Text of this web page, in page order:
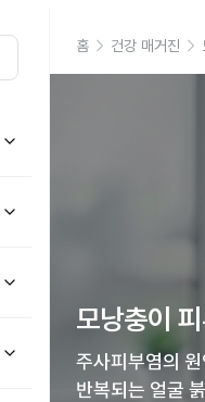
홈 건강 매거진
모낭충이
주사피부염의
반복되는 얼굴